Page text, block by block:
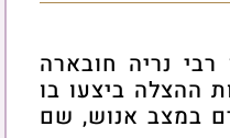
13 מישיבתו של הגאון רבי נריה חובארה
ההצלה ביצעו בו
במצב אנוש, שם